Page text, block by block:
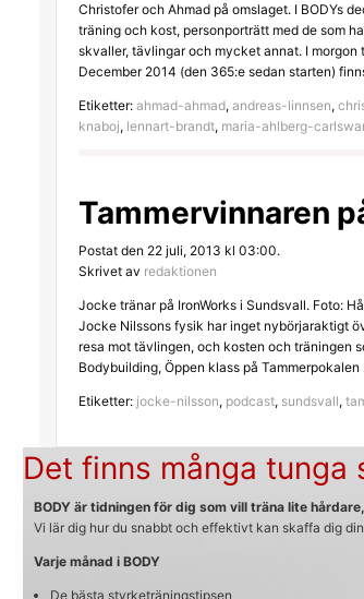
Christofer och Ahmad på omslaget. I BODYs
träning och kost, personporträtt med de som
skvaller, tävlingar och mycket annat. I morgon
December 2014 (den 365:e sedan starten)
Etiketter: ahmad-ahmad, andreas-linnsen,
knaboj, lennart-brandt, maria-ahlberg-
Tammervinnaren
Postat den 22 juli, 2013 kl 03:00.
Skrivet av redaktionen
Jocke tränar på IronWorks i Sundsvall. Foto:
Jocke Nilssons fysik har inget nybörjaraktigt
resa mot tävlingen, och kosten och träningen
Bodybuilding, Öppen klass på
Etiketter: jocke-nilsson, podcast, sundsvall,
Det finns många tunga
BODY är tidningen för dig som vill träna lite
Vi lär dig hur du snabbt och effektivt kan skaffa dig
Varje månad i BODY
De bästa styrketräningstipsen